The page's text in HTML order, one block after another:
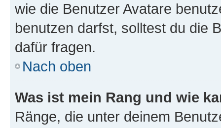
wie die Benutzer Avatare
benutzen darfst, solltest du die
dafür fragen.
Nach oben
Was ist mein Rang und wie
Ränge, die unter deinem